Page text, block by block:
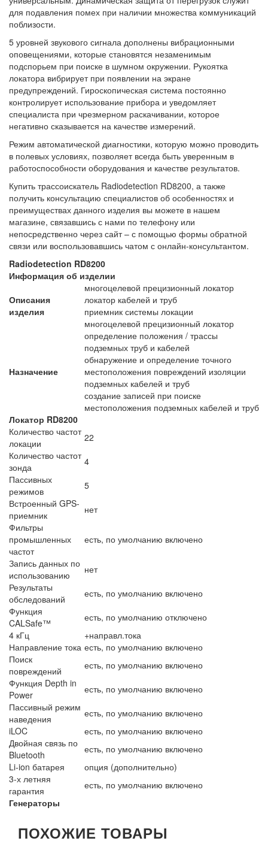
для подавления помех при наличии множества коммуникаций
поблизости.
5 уровней звукового сигнала дополнены вибрационными
оповещениями, которые становятся незаменимым
подспорьем при поиске в шумном окружении. Рукоятка
локатора вибрирует при появлении на экране
предупреждений. Гироскопическая система постоянно
контролирует использование прибора и уведомляет
специалиста при чрезмерном раскачивании, которое
негативно сказывается на качестве измерений.
Режим автоматической диагностики, которую можно проводить
в полевых условиях, позволяет всегда быть уверенным в
работоспособности оборудования и качестве результатов.
Купить трассоискатель Radiodetection RD8200, а также
получить консультацию специалистов об особенностях и
преимуществах данного изделия вы можете в нашем
магазине, связавшись с нами по телефону или
непосредственно через сайт – с помощью формы обратной
связи или воспользовавшись чатом с онлайн-консультантом.
Radiodetection RD8200
Информация об изделии
Описания
изделия
многоцелевой прецизионный локатор
локатор кабелей и труб
приемник системы локации
многоцелевой прецизионный локатор
Назначение
определение положения / трассы
подземных труб и кабелей
обнаружение и определение точного
местоположения повреждений изоляции
подземных кабелей и труб
создание записей при поиске
местоположения подземных кабелей и труб
Локатор RD8200
Количество частот
локации
22
Количество частот
зонда
4
Пассивных
режимов
5
Встроенный GPS-
приемник
нет
Фильтры
промышленных
частот
есть, по умолчанию включено
Запись данных по
использованию
нет
Результаты
обследований
есть, по умолчанию включено
Функция
CALSafe™
есть, по умолчанию отключено
4 кГц
+направл.тока
Направление тока есть, по умолчанию включено
Поиск
повреждений
есть, по умолчанию включено
Функция Depth in
Power
есть, по умолчанию включено
Пассивный режим
наведения
есть, по умолчанию включено
iLOC
есть, по умолчанию включено
Двойная связь по
Bluetooth
есть, по умолчанию включено
Li-ion батарея
опция (дополнительно)
3-х летняя
гарантия
есть, по умолчанию включено
Генераторы
ПОХОЖИЕ ТОВАРЫ